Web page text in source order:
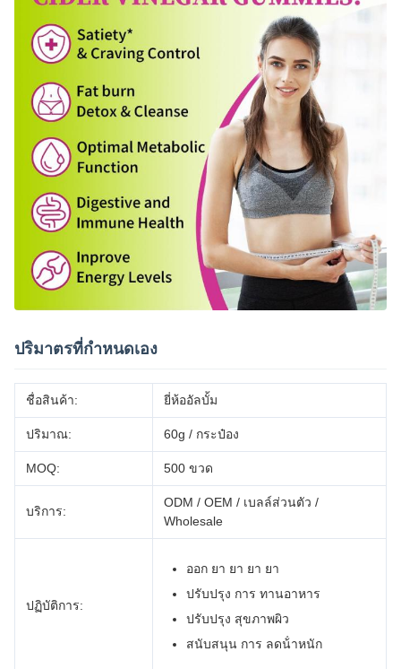
ปริมาตรที่กําหนดเอง
ชื่อสินค้า: ยี่ห้ออัลบั้ม
ปริมาณ: 60g / กระป๋อง
MOQ: 500 ขวด
บริการ:
ODM / OEM / เบลล์ส่วนตัว /
Wholesale
ปฏิบัติการ:
ออก ยา ยา ยา ยา
ปรับปรุง การ ทานอาหาร
ปรับปรุง สุขภาพผิว
สนับสนุน การ ลดน้ําหนัก